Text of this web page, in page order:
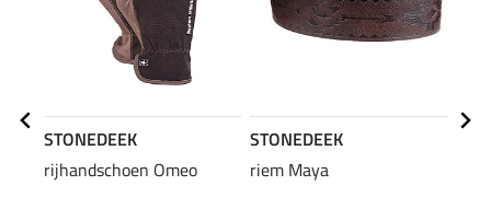
STONEDEEK
rijhandschoen Omeo
STONEDEEK
riem Maya